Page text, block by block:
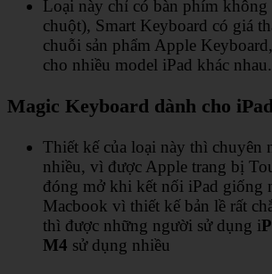
Loại này chỉ có bàn phím không
chuột), Smart Keyboard có giá
chuỗi sản phẩm Apple
cho nhiều model iPad khác nhau.
Magic Keyboard dành cho
Thiết kế của loại này thì chuyên
nhiều, vì được Apple trang bị
đóng mở khi kết nối iPad giống
Macbook vì thiết kế bản lề rất
thì được những người sử dụng i
M4 sử dụng nhiều